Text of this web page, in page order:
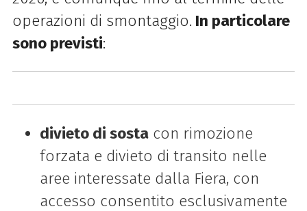
operazioni di smontaggio. In particolare
sono previsti:
divieto di sostacon rimozione
forzata e divieto di transito nelle
aree interessate dalla Fiera, con
accesso consentito esclusivamente